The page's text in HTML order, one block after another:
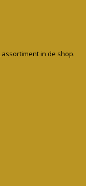
in de shop.